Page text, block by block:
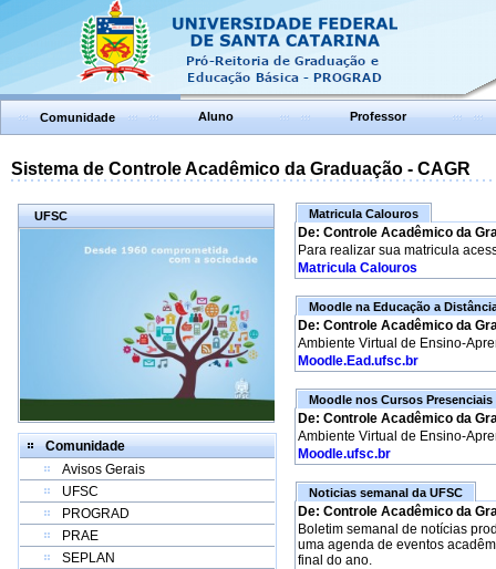
Comunidade Aluno Professor
Sistema de Controle Acadêmico da Graduação - CAGR
UFSC
Comunidade
Avisos Gerais
UFSC
PROGRAD
PRAE
SEPLAN
Matricula Calouros
De: Controle Acadêmico da
Para realizar sua matricula
Matricula Calouros
Moodle na Educação a
De: Controle Acadêmico da
Ambiente Virtual de Ensino-
Moodle.Ead.ufsc.br
Moodle nos Cursos Presenciais
De: Controle Acadêmico da
Ambiente Virtual de Ensino-
Moodle.ufsc.br
Noticias semanal da UFSC
De: Controle Acadêmico da
Boletim semanal de notícias
uma agenda de eventos
final do ano.